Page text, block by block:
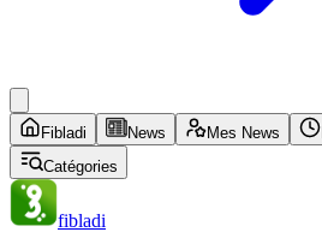
Fibladi News Mes News
Catégories
fibladi